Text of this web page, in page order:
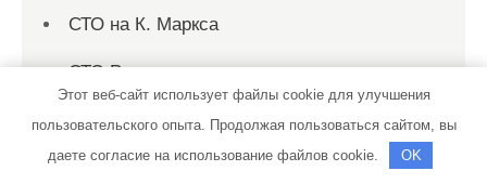
СТО на К. Маркса
СТО Родник
Страница 1
Страница 10
Этот веб-сайт использует файлы cookie для улучшения
пользовательского опыта. Продолжая пользоваться сайтом, вы
даете согласие на использование файлов cookie.
OK